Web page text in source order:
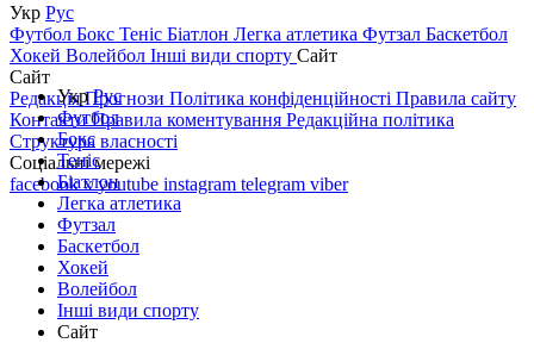
Укр Рус
Футбол Бокс Теніс Біатлон Легка атлетика Футзал Баскетбол
Хокей Волейбол Інші види спорту Сайт
Сайт
РедакціяПрогнози Політика конфіденційності Правила сайту
КонтактиПравила коментування Редакційна політика
Структура власності
Соціальні мережі
facebookxyoutube instagram telegram viber
УкрРус
Футбол
Бокс
Теніс
Біатлон
Легка атлетика
Футзал
Баскетбол
Хокей
Волейбол
Інші види спорту
Сайт